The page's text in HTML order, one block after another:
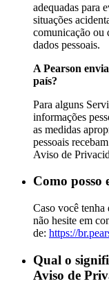
adequadas para
situações
comunicação ou
dados pessoais.
A Pearson
país?
Para alguns
informações
as medidas
pessoais
Aviso de
Como posso
Caso você tenha
não hesite em
de: https://
Qual o
Aviso de